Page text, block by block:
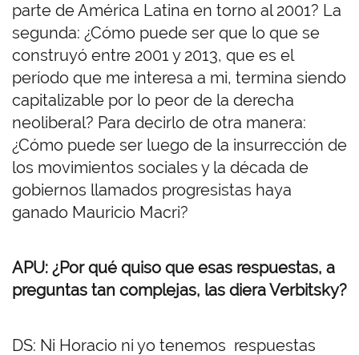
parte de América Latina en torno al 2001? La
segunda: ¿Cómo puede ser que lo que se
construyó entre 2001 y 2013, que es el
período que me interesa a mi, termina siendo
capitalizable por lo peor de la derecha
neoliberal? Para decirlo de otra manera:
¿Cómo puede ser luego de la insurrección de
los movimientos sociales y la década de
gobiernos llamados progresistas haya
ganado Mauricio Macri?
APU: ¿Por qué quiso que esas respuestas, a
preguntas tan complejas, las diera Verbitsky?
DS: Ni Horacio ni yo tenemos respuestas